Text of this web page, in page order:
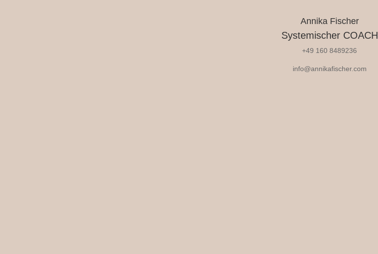
Annika Fischer
Systemischer COACH
+49 160 8489236
info@annikafischer.com